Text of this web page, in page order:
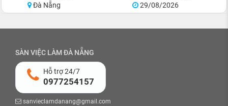
Đà Nẵng
29/08/2026
SÀN VIỆC LÀM ĐÀ NẴNG
Hỗ trợ 24/7
0977254157
sanvieclamdanang@gmail.com